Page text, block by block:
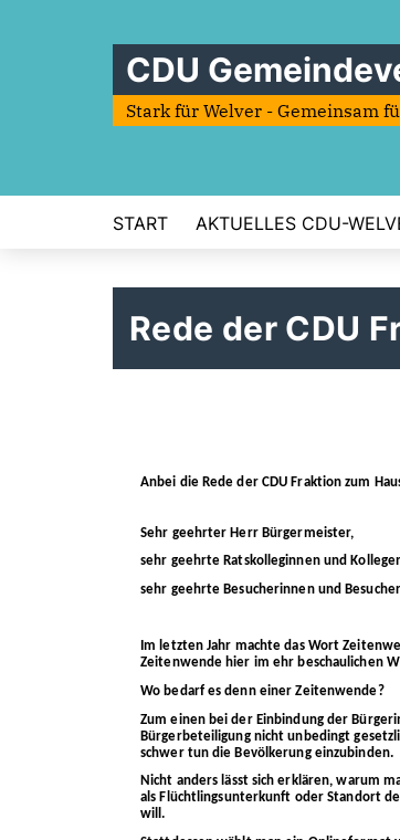
CDU
Stark für Welver - Gemeinsam
START AKTUELLES CDU-
Rede der CDU
Anbei die Rede der CDU Fraktion zum
Sehr geehrter Herr Bürgermeister,
sehr geehrte Ratskolleginnen und
sehr geehrte Besucherinnen und
Im letzten Jahr machte das Wort
Zeitenwende hier im ehr beschaulichen
Wo bedarf es denn einer Zeitenwende?
Zum einen bei der Einbindung der
Bürgerbeteiligung nicht unbedingt
schwer tun die Bevölkerung einzubinden.
Nicht anders lässt sich erklären, warum
als Flüchtlingsunterkunft oder Standort
will.